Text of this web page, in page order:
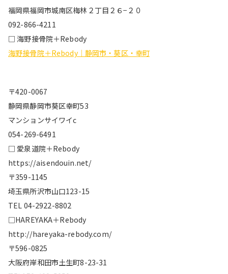
福岡県福岡市城南区梅林２丁目２６−２０
092-866-4211
□ 海野接骨院＋Rebody
海野接骨院＋Rebody｜静岡市・葵区・幸町
〒420-0067
静岡県静岡市葵区幸町53
マンションサイワイc
054-269-6491
□ 愛泉道院＋Rebody
https://aisendouin.net/
〒359-1145
埼玉県所沢市山口123-15
TEL 04-2922-8802
□HAREYAKA＋Rebody
http://hareyaka-rebody.com/
〒596-0825
大阪府岸和田市土生町8-23-31